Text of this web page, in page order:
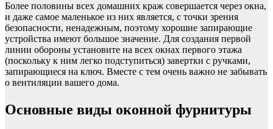
Более половины всех домашних краж совершается через окна,
и даже самое маленькое из них является, с точки зрения
безопасности, ненадежным, поэтому хорошие запирающие
устройства имеют большое значение. Для создания первой
линии обороны установите на всех окнах первого этажа
(поскольку к ним легко подступиться) завертки с ручками,
запирающиеся на ключ. Вместе с тем очень важно не забывать
о вентиляции вашего дома.
Основные виды оконной фурнитуры